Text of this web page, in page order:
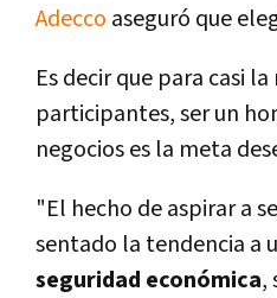
Adecco aseguró que
Es decir que para casi
participantes, ser un
negocios es la meta
"El hecho de aspirar a
sentado la tendencia a
seguridad económica,